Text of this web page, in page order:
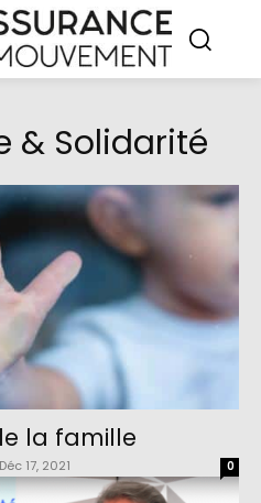
& Solidarité
la famille
Déc 17, 2021 0